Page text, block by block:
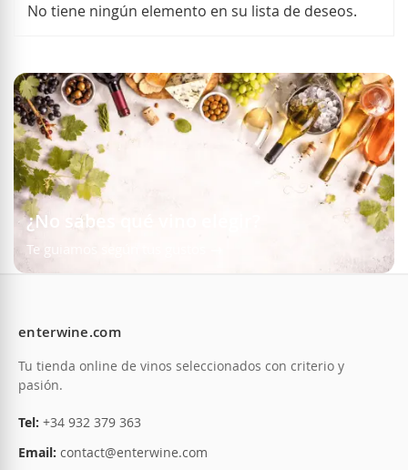
No tiene ningún elemento en su lista de deseos.
¿No sabes qué vino elegir?
Te guiamos según tus gustos
enterwine.com
Tu tienda online de vinos seleccionados con criterio y
pasión.
Tel: +34 932 379 363
Email: contact@enterwine.com